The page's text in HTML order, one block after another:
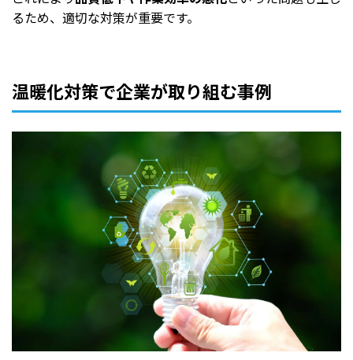
るため、適切な対策が重要です。
温暖化対策で企業が取り組む事例